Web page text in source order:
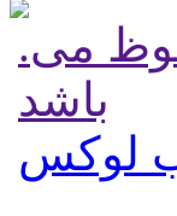
.تمامی حقوق برای پایگاه شهرداری پارس آباد محفوظ می
باشد
لوکس